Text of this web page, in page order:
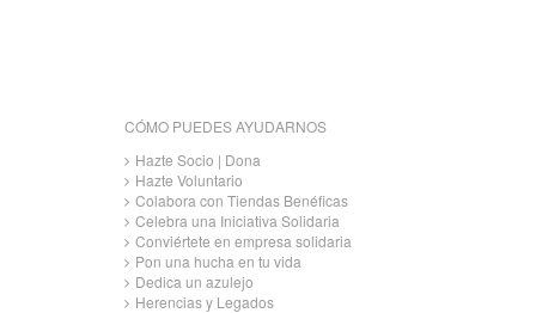
CÓMO PUEDES AYUDARNOS
Hazte Socio | Dona
Hazte Voluntario
Colabora con Tiendas Benéficas
Celebra una Iniciativa Solidaria
Conviértete en empresa solidaria
Pon una hucha en tu vida
Dedica un azulejo
Herencias y Legados